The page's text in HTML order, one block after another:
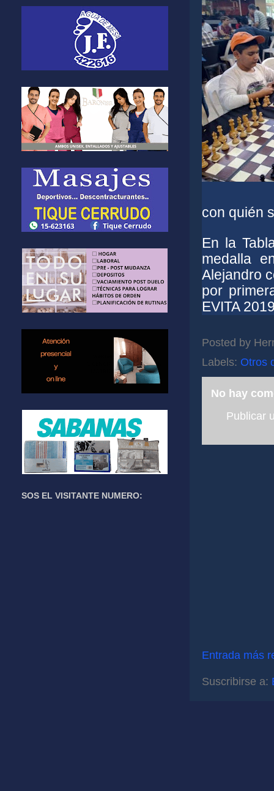
con quién
En la
medalla
Alejandro
por
EVITA
Posted by
Labels: Otros
No hay
Publicar
Entrada más
Suscribirse a:
SOS EL VISITANTE NUMERO: